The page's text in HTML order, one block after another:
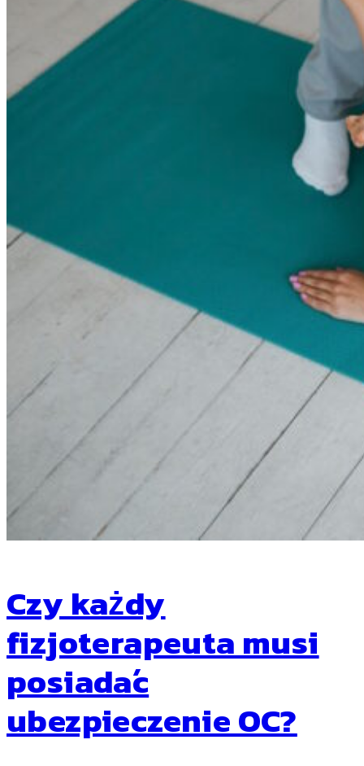
Czy każdy
fizjoterapeuta musi
posiadać
ubezpieczenie OC?